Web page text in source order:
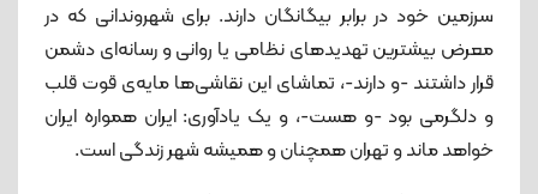
سرزمین خود در برابر بیگانگان دارند. برای شهروندانی که در
معرض بیشترین تهدیدهای نظامی یا روانی و رسانه‌ای دشمن
قرار داشتند -و دارند-، تماشای این نقاشی‌ها مایه‌ی قوت قلب
و دلگرمی بود -و هست-، و یک یادآوری: ایران همواره ایران
خواهد ماند و تهران همچنان و همیشه شهر زندگی است.